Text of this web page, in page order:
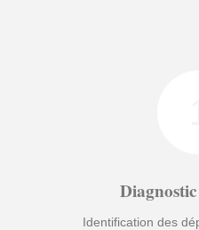
Identification des